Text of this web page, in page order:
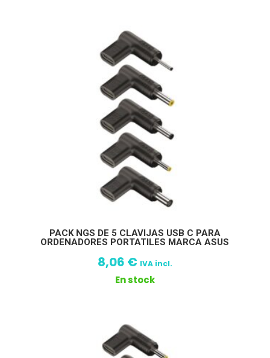
PACK NGS DE 5 CLAVIJAS USB C PARA
ORDENADORES PORTATILES MARCA ASUS
8,06 € IVA incl.
En stock